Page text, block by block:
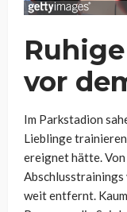
vor
Im Parkstadion
Lieblinge
ereignet hätte.
Abschlusstrainings
weit entfernt.